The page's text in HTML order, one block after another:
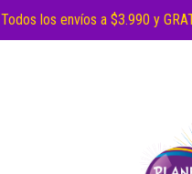
Todos los envíos a $3.990 y